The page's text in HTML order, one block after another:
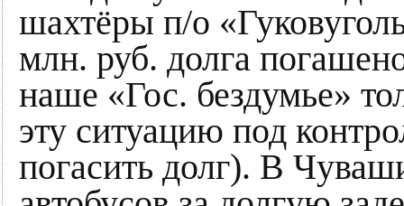
шахтёры п/о
млн. руб. долга
наше «Гос. бездумье»
эту ситуацию под
погасить долг). В